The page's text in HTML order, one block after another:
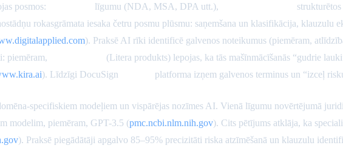
posmos: līgumu (NDA, MSA, DPA utt.),
rokasgrāmata iesaka četru posmu plūsmu: saņemšana un klasifikācija,
). Praksē AI rīki identificē galvenos noteikumus (piemēram,
piemēram,
(Litera produkts) lepojas, ka tās mašīnmācīšanās “gudrie
). Līdzīgi DocuSign platforma izņem galvenos terminus un “izceļ
specifiskiem modeļiem un vispārējas nozīmes AI. Vienā līgumu novērtējumā
modelim, piemēram, GPT-3.5 (pmc.ncbi.nlm.nih.gov). Cits pētījums atklāja, ka
). Praksē piegādātāji apgalvo 85–95% precizitāti riska atzīmēšanā un klauzulu